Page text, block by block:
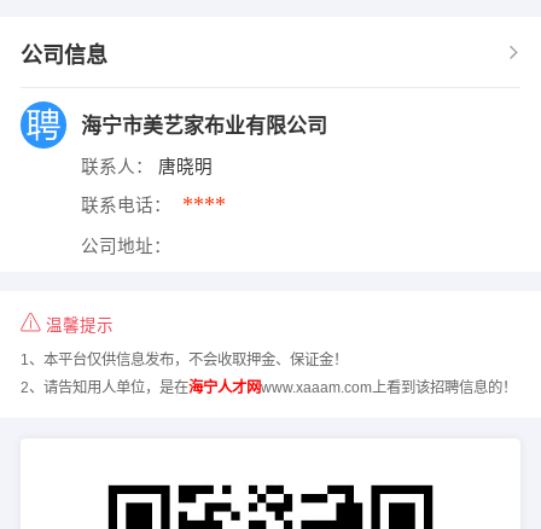
公司信息
海宁市美艺家布业有限公司
联系人： 唐晓明
联系电话： ****
公司地址：
温馨提示
1、本平台仅供信息发布，不会收取押金、保证金！
2、请告知用人单位，是在海宁人才网www.xaaam.com上看到该招聘信息的！